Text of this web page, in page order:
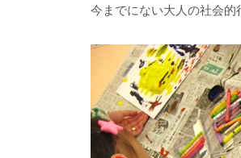
今までにない大人の社会的